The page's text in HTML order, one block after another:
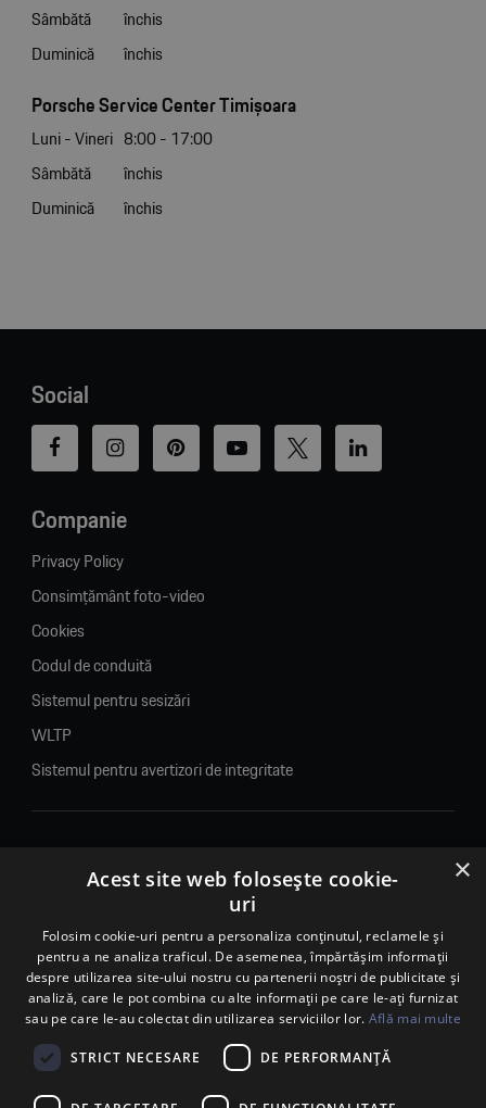
Sâmbătă
închis
Duminică
închis
Porsche Service Center Timișoara
Luni - Vineri 8:00 - 17:00
Sâmbătă
închis
Duminică
închis
Social
Companie
Privacy Policy
Consimțământ foto-video
Cookies
Codul de conduită
Sistemul pentru sesizări
WLTP
Sistemul pentru avertizori de integritate
© 2026. Porsche Inter Auto Romania. Toate drepturile rezervate.
Porsche Inter Auto Romania SRL
RO22188461 J2007002067233
B-dul Pipera, nr. 2, Sala 1, Etaj 2, Voluntari, jud.Ilfov - sediu
social
B-dul Pipera, nr. 1/X, Centrul Porsche București – PCB,
Voluntari, jud. Ilfov – punct de lucru
Calea Lugojului, nr. 136, loc. Ghiroda, jud. Timiș – punct de
×
Acest site web folosește cookie-
uri
Folosim cookie-uri pentru a personaliza conținutul, reclamele și
pentru a ne analiza traficul. De asemenea, împărtășim informații
despre utilizarea site-ului nostru cu partenerii noștri de publicitate și
analiză, care le pot combina cu alte informații pe care le-ați furnizat
sau pe care le-au colectat din utilizarea serviciilor lor. Află mai multe
STRICT NECESARE DE PERFORMANȚĂ